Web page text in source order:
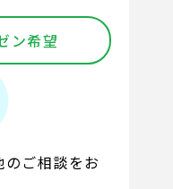
ン希望
ご相談をお